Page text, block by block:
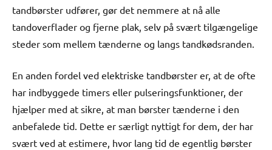
tandbørster udfører, gør det nemmere at nå alle
tandoverflader og fjerne plak, selv på svært tilgængelige
steder som mellem tænderne og langs tandkødsranden.
En anden fordel ved elektriske tandbørster er, at de ofte
har indbyggede timers eller pulseringsfunktioner, der
hjælper med at sikre, at man børster tænderne i den
anbefalede tid. Dette er særligt nyttigt for dem, der har
svært ved at estimere, hvor lang tid de egentlig børster